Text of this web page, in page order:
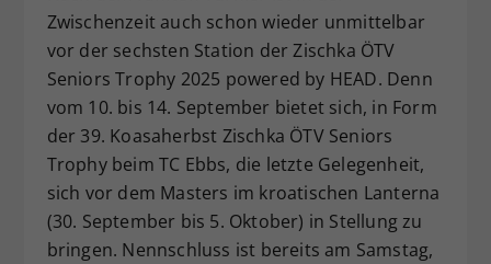
Zwischenzeit auch schon wieder unmittelbar
vor der sechsten Station der Zischka ÖTV
Seniors Trophy 2025 powered by HEAD. Denn
vom 10. bis 14. September bietet sich, in Form
der 39. Koasaherbst Zischka ÖTV Seniors
Trophy beim TC Ebbs, die letzte Gelegenheit,
sich vor dem Masters im kroatischen Lanterna
(30. September bis 5. Oktober) in Stellung zu
bringen. Nennschluss ist bereits am Samstag,